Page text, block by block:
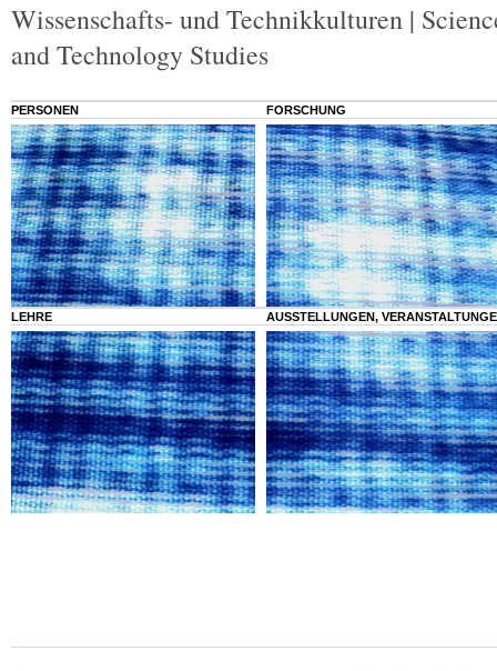
Wissenschafts- und Technikkulturen |
and Technology Studies
PERSONEN FORSCHUNG
LEHRE AUSSTELLUNGEN,